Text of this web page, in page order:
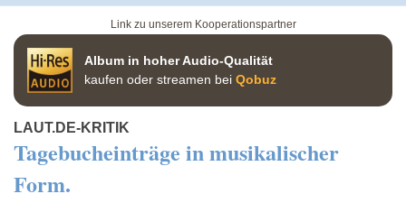
Link zu unserem Kooperationspartner
Album in hoher Audio-Qualität
kaufen oder streamen bei Qobuz
LAUT.DE-KRITIK
Tagebucheinträge in musikalischer
Form.